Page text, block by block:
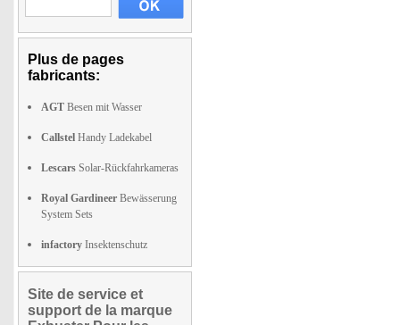
Plus de pages
fabricants:
AGT Besen mit Wasser
Callstel Handy Ladekabel
Lescars Solar-Rückfahrkameras
Royal Gardineer Bewässerung
System Sets
infactory Insektenschutz
Site de service et
support de la marque